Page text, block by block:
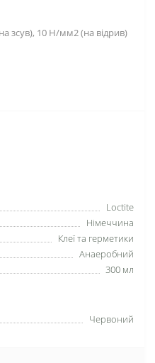
зсув), 10 Н/мм2 (на відрив)
Loctite
Німеччина
Клеї та герметики
Анаеробний
300 мл
Червоний